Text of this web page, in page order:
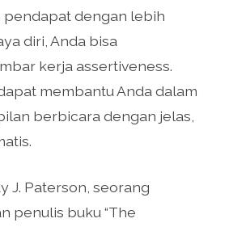
dengan lebih
diri, Anda bisa
kerja assertiveness.
membantu Anda dalam
berbicara dengan jelas,
J. Paterson, seorang
penulis buku “The